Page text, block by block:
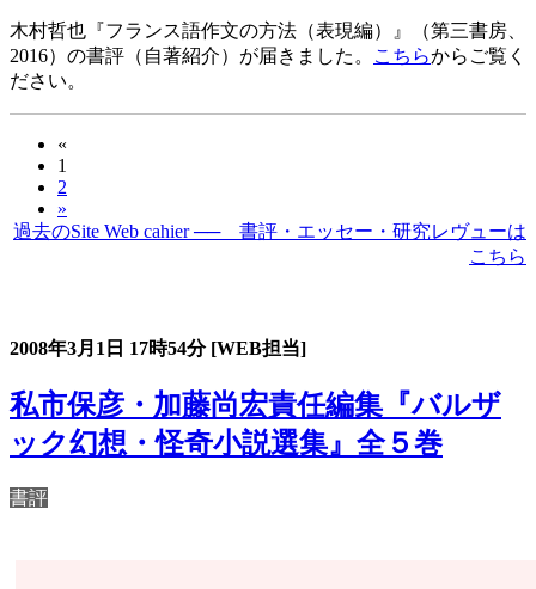
木村哲也『フランス語作文の方法（表現編）』（第三書房、
2016）の書評（自著紹介）が届きました。
こちらからご覧く
ださい。
«
1
2
»
過去のSite Web cahier ── 書評・エッセー・研究レヴューは
こちら
2008年3月1日 17時54分 [WEB担当]
私市保彦・加藤尚宏責任編集『バルザ
ック幻想・怪奇小説選集』全５巻
書評